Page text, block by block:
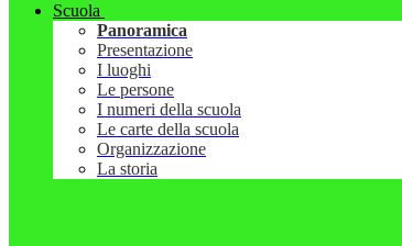
Scuola
Panoramica
Presentazione
I luoghi
Le persone
I numeri della scuola
Le carte della scuola
Organizzazione
La storia